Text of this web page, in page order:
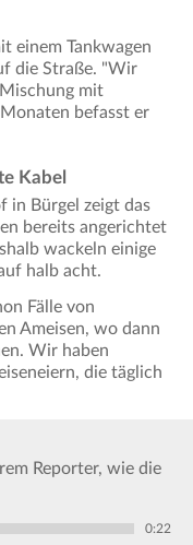
einem Tankwagen
die Straße. "Wir
mit
befasst er
Kabel
in Bürgel zeigt das
bereits angerichtet
wackeln einige
halb acht.
Fälle von
Ameisen, wo dann
Wir haben
die täglich
Reporter, wie die
0:22